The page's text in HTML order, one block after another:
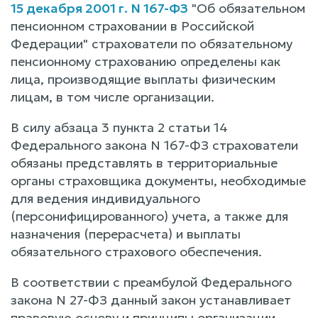
15 декабря 2001 г. N 167-ФЗ "Об обязательном
пенсионном страховании в Российской
Федерации" страхователи по обязательному
пенсионному страхованию определены как
лица, производящие выплаты физическим
лицам, в том числе организации.
В силу абзаца 3 пункта 2 статьи 14
Федерального закона N 167-ФЗ страхователи
обязаны представлять в территориальные
органы страховщика документы, необходимые
для ведения индивидуального
(персонифицированного) учета, а также для
назначения (перерасчета) и выплаты
обязательного страхового обеспечения.
В соответствии с преамбулой Федерального
закона N 27-ФЗ данный закон устанавливает